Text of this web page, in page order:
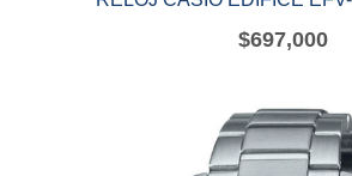
$697,000